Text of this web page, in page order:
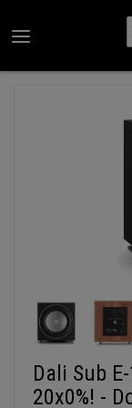
Dali Sub
20x0%! -